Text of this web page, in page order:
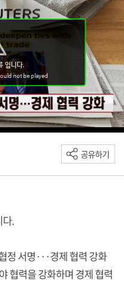
공유하기
.
정 서명···경제 협력 강화
협력을 강화하며 경제 협력